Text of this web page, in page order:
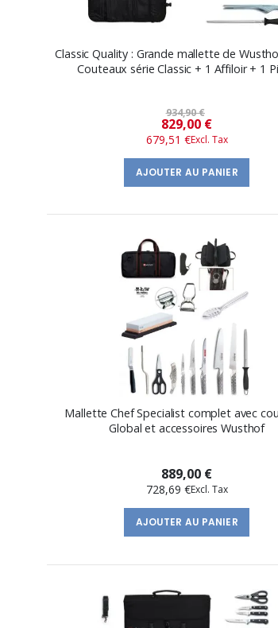
Classic Quality : Grande mallette de
Couteaux série Classic + 1 Affiloir + 1
934,90 €
Prix
spécial
829,00 €
679,51 €
AJOUTER AU PANIER
Mallette Chef Specialist complet avec
Global et accessoires Wusthof
889,00 €
728,69 €
AJOUTER AU PANIER